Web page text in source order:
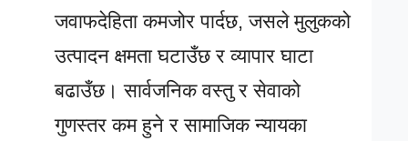
जवाफदेहिता कमजोर पार्दछ, जसले मुलुकको
उत्पादन क्षमता घटाउँछ र व्यापार घाटा
बढाउँछ। सार्वजनिक वस्तु र सेवाको
गुणस्तर कम हुने र सामाजिक न्यायका